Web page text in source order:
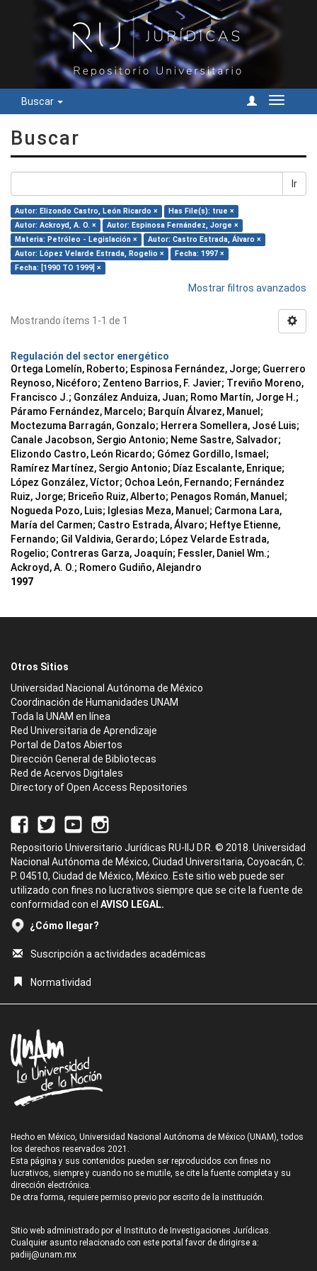
Buscar
Cambiar
Buscar
Ir
Autor: Elizondo Castro, León Ricardo ×
Has File(s): true ×
Autor: Ackroyd, A. O. ×
Autor: Espinosa Fernández, Jorge ×
Materia: Petróleo - Legislación ×
Autor: Castro Estrada, Álvaro ×
Autor: López Velarde Estrada, Rogelio ×
Fecha: 1997 ×
Fecha: [1990 TO 1999] ×
Mostrar filtros avanzados
Mostrando ítems 1-1 de 1
Regulación del sector energético
Ortega Lomelín, Roberto; Espinosa Fernández, Jorge; Guerrero
Reynoso, Nicéforo; Zenteno Barrios, F. Javier; Treviño Moreno,
Francisco J.; González Anduiza, Juan; Romo Martín, Jorge H.;
Páramo Fernández, Marcelo; Barquín Álvarez, Manuel;
Moctezuma Barragán, Gonzalo; Herrera Somellera, José Luis;
Canale Jacobson, Sergio Antonio; Neme Sastre, Salvador;
Elizondo Castro, León Ricardo; Gómez Gordillo, Ismael;
Ramírez Martínez, Sergio Antonio; Díaz Escalante, Enrique;
López González, Víctor; Ochoa León, Fernando; Fernández
Ruiz, Jorge; Briceño Ruiz, Alberto; Penagos Román, Manuel;
Nogueda Pozo, Luis; Iglesias Meza, Manuel; Carmona Lara,
María del Carmen; Castro Estrada, Álvaro; Heftye Etienne,
Fernando; Gil Valdivia, Gerardo; López Velarde Estrada,
Rogelio; Contreras Garza, Joaquín; Fessler, Daniel Wm.;
Ackroyd, A. O.; Romero Gudiño, Alejandro
1997
Otros Sitios
Universidad Nacional Autónoma de México
Coordinación de Humanidades UNAM
Toda la UNAM en línea
Red Universitaria de Aprendizaje
Portal de Datos Abiertos
Dirección General de Bibliotecas
Red de Acervos Digitales
Directory of Open Access Repositories
Repositorio Universitario Jurídicas RU-IIJ D.R. © 2018. Universidad
Nacional Autónoma de México, Ciudad Universitaria, Coyoacán, C.
P. 04510, Ciudad de México, México. Este sitio web puede ser
utilizado con fines no lucrativos siempre que se cite la fuente de
conformidad con el AVISO LEGAL.
¿Cómo llegar?
Suscripción a actividades académicas
Normatividad
Hecho en México, Universidad Nacional Autónoma de México (UNAM), todos
los derechos reservados 2021.
Esta página y sus contenidos pueden ser reproducidos con fines no
lucrativos, siempre y cuando no se mutile, se cite la fuente completa y su
dirección electrónica.
De otra forma, requiere permiso previo por escrito de la institución.
Sitio web administrado por el Instituto de Investigaciones Jurídicas.
Cualquier asunto relacionado con este portal favor de dirigirse a:
padiij@unam.mx